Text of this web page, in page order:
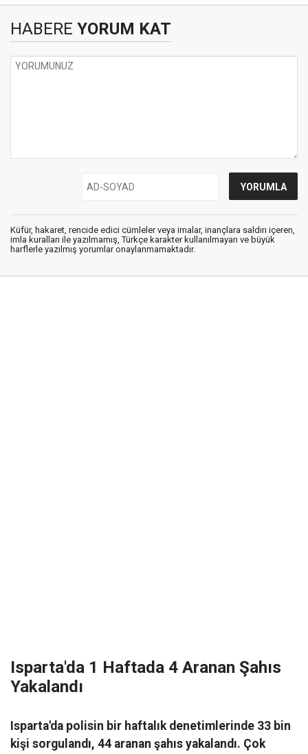
HABERE YORUM KAT
Küfür, hakaret, rencide edici cümleler veya imalar, inançlara saldırı içeren,
imla kuralları ile yazılmamış, Türkçe karakter kullanılmayan ve büyük
harflerle yazılmış yorumlar onaylanmamaktadır.
Isparta'da 1 Haftada 4 Aranan Şahıs
Yakalandı
Isparta'da polisin bir haftalık denetimlerinde 33 bin
kişi sorgulandı, 44 aranan şahıs yakalandı. Çok